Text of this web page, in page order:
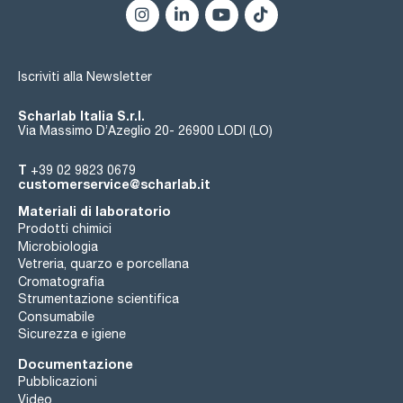
- Spina multipla di grado ospedaliero;
- La valvola di scarico della pressione impedisce che i guanti
Le camere a guanti vengono consegnate montate e pronte
Iscriviti alla Newsletter
Scharlab Italia S.r.l.
Via Massimo D’Azeglio 20- 26900 LODI (LO)
T +39 02 9823 0679
customerservice@scharlab.it
Materiali di laboratorio
Prodotti chimici
Microbiologia
Vetreria, quarzo e porcellana
Cromatografia
Strumentazione scientifica
Consumabile
Sicurezza e igiene
Documentazione
Pubblicazioni
Video